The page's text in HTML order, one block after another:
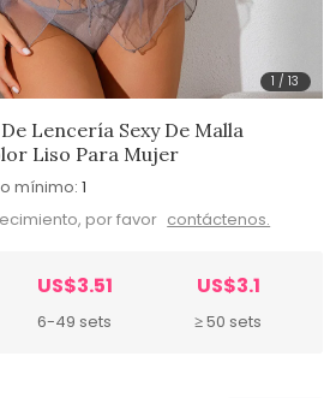
1 /13
Lencería Sexy De Malla
Liso Para Mujer
mínimo: 1
por favor contáctenos.
US$3.51
6-49 sets
US$3.1
≥ 50 sets